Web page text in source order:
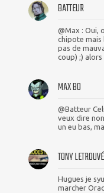
BATTEUR
@Max : Oui,
chipote mais
pas de
coup) ;)
MAX BO
@Batteur
veux dire
un eu bas,
TONY LETROUVÉ
Hugues je
marcher